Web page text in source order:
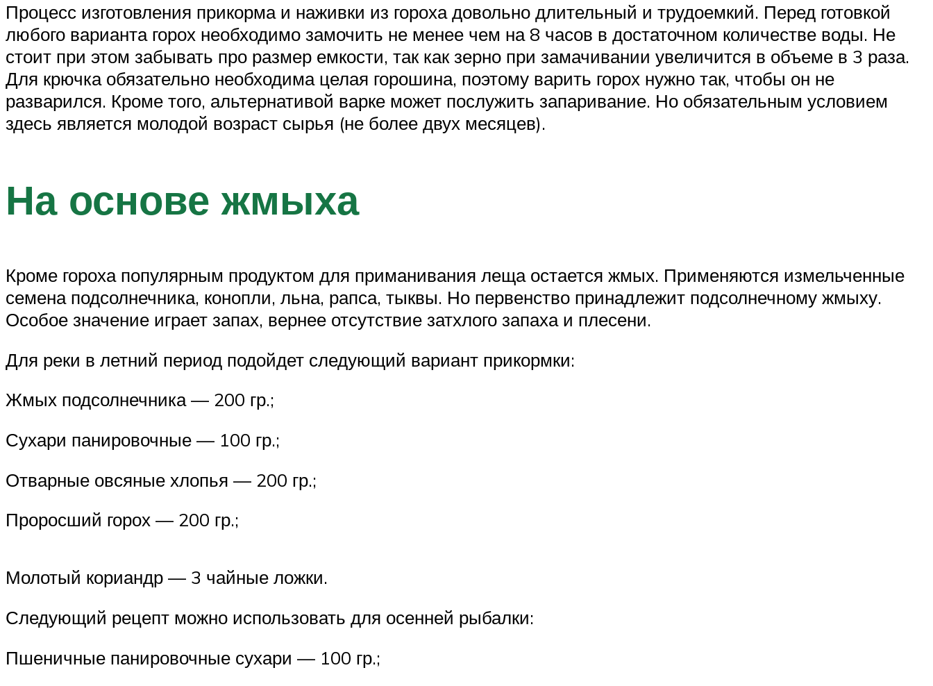
Процесс изготовления прикорма и наживки из гороха довольно длительный и трудоемкий. Перед готовкой
любого варианта горох необходимо замочить не менее чем на 8 часов в достаточном количестве воды. Не
стоит при этом забывать про размер емкости, так как зерно при замачивании увеличится в объеме в 3 раза.
Для крючка обязательно необходима целая горошина, поэтому варить горох нужно так, чтобы он не
разварился. Кроме того, альтернативой варке может послужить запаривание. Но обязательным условием
здесь является молодой возраст сырья (не более двух месяцев).
На основе жмыха
Кроме гороха популярным продуктом для приманивания леща остается жмых. Применяются измельченные
семена подсолнечника, конопли, льна, рапса, тыквы. Но первенство принадлежит подсолнечному жмыху.
Особое значение играет запах, вернее отсутствие затхлого запаха и плесени.
Для реки в летний период подойдет следующий вариант прикормки:
Жмых подсолнечника — 200 гр.;
Сухари панировочные — 100 гр.;
Отварные овсяные хлопья — 200 гр.;
Проросший горох — 200 гр.;
Молотый кориандр — 3 чайные ложки.
Следующий рецепт можно использовать для осенней рыбалки:
Пшеничные панировочные сухари — 100 гр.;